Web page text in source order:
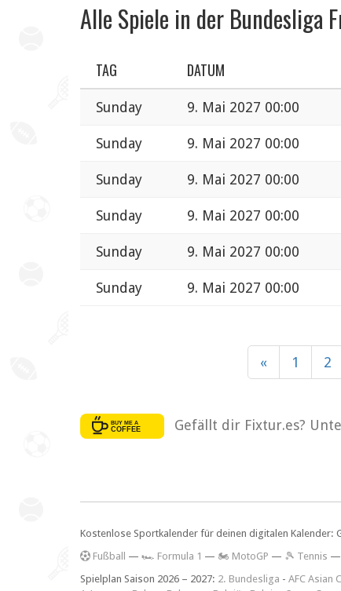
Alle Spiele in der Bundesliga
TAG DATUM
Sunday 9. Mai 2027 00:00
Sunday 9. Mai 2027 00:00
Sunday 9. Mai 2027 00:00
Sunday 9. Mai 2027 00:00
Sunday 9. Mai 2027 00:00
Sunday 9. Mai 2027 00:00
« 1 2
Gefällt dir Fixtur.es?
Kostenlose Sportkalender für deinen digitalen Kalender:
Fußball — 🏎️ Formula 1 — 🏍 MotoGP — 🎾 Tennis —
Spielplan Saison 2026 – 2027: 2. Bundesliga - AFC Asian